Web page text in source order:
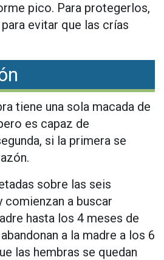
pico. Para protegerlos,
evitar que las crías
tiene una sola macada de
es capaz de
si la primera se
sobre las seis
comienzan a buscar
hasta los 4 meses de
a la madre a los 6
las hembras se quedan